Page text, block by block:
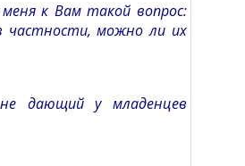
к Вам такой вопрос:
частности, можно ли их
дающий у младенцев